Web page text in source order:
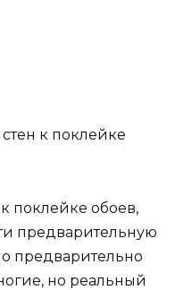
к поклейке
поклейке обоев,
предварительную
предварительно
но реальный